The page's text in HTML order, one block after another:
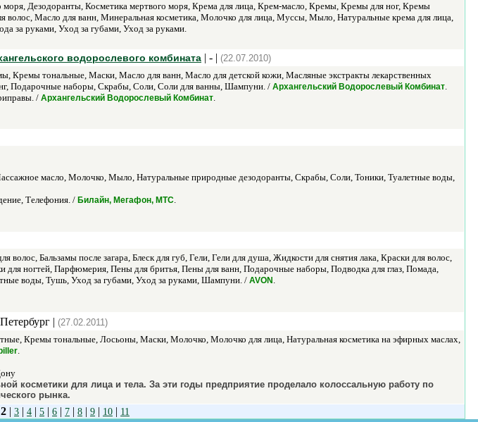
Дезодоранты, Косметика мертвого моря, Крема для лица, Крем-масло, Кремы, Кремы для ног, Кремы
Масло для ванн, Минеральная косметика, Молочко для лица, Муссы, Мыло, Натуральные крема для лица,
за руками, Уход за губами, Уход за руками.
водорослевого комбината | - | (22.07.2010)
Кремы тональные, Маски, Масло для ванн, Масло для детской кожи, Масляные экстракты лекарственных
Подарочные наборы, Скрабы, Соли, Соли для ванны, Шампуни. / Архангельский Водорослевый Комбинат.
/ Архангельский Водорослевый Комбинат.
масло, Молочко, Мыло, Натуральные природные дезодоранты, Скрабы, Соли, Тоники, Туалетные воды,
Телефония. / Билайн, Мегафон, МТС.
волос, Бальзамы после загара, Блеск для губ, Гели, Гели для душа, Жидкости для снятия лака, Краски для волос,
ногтей, Парфюмерия, Пены для бритья, Пены для ванн, Подарочные наборы, Подводка для глаз, Помада,
воды, Тушь, Уход за губами, Уход за руками, Шампуни. / AVON .
| (27.02.2011)
Кремы тональные, Лосьоны, Маски, Молочко, Молочко для лица, Натуральная косметика на эфирных маслах,
.
косметики для лица и тела. За эти годы предприятие проделало колоссальную работу по
рынка.
2 | 3 | 4 | 5 | 6 | 7 | 8 | 9 | 10 | 11